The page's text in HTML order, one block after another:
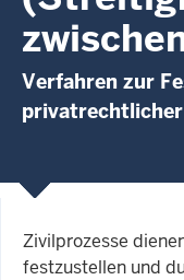
Verfahren zur
Zivilprozesse
festzustellen und